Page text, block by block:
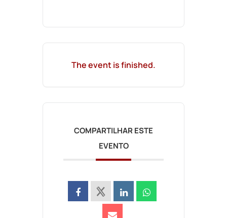
The event is finished.
COMPARTILHAR ESTE
EVENTO